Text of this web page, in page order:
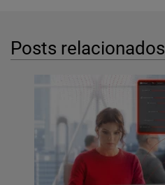
Posts relacionados